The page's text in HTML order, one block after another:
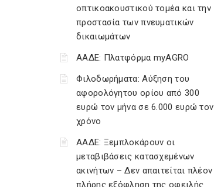
οπτικοακουστικού τομέα και την
προστασία των πνευματικών
δικαιωμάτων
ΑΑΔΕ: Πλατφόρμα myAGRO
Φιλοδωρήματα: Αύξηση του
αφορολόγητου ορίου από 300
ευρώ τον μήνα σε 6.000 ευρώ τον
χρόνο
ΑΑΔΕ: Ξεμπλοκάρουν οι
μεταβιβάσεις κατασχεμένων
ακινήτων – Δεν απαιτείται πλέον
πλήρης εξόφληση της οφειλής